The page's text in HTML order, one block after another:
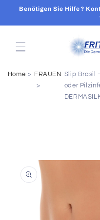
zum
Benötigen Sie Hilfe?
Home FRAUEN Slip Brasil
oder